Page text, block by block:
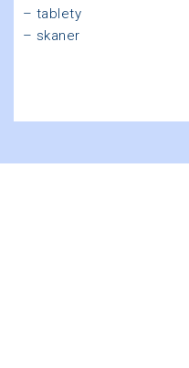
– tablety
– skaner